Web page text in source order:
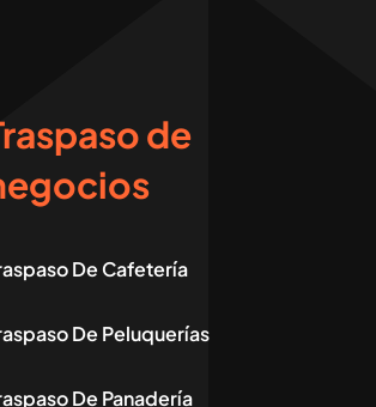
de
De Cafetería
De Peluquerías
De Panadería